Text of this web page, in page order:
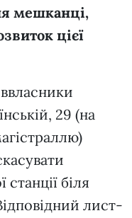
мешканці,
цієї
29 (на
біля
лист-